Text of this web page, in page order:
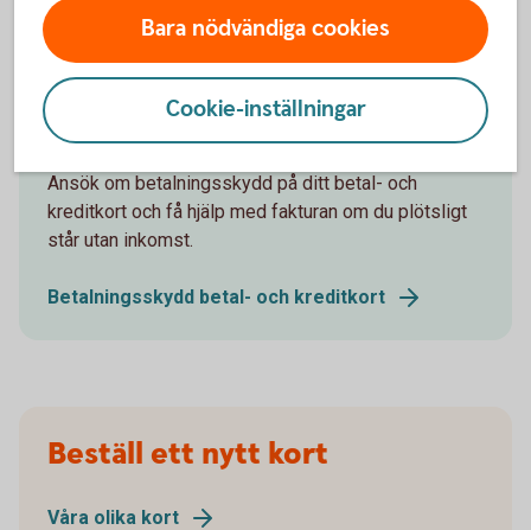
664659685
Skydd vid sjukdom och
arbetslöshet
Ansök om betalningsskydd på ditt betal- och
kreditkort och få hjälp med fakturan om du plötsligt
står utan inkomst.
Betalningsskydd betal- och kreditkort
Beställ ett nytt kort
Våra olika kort
Bara nödvändiga cookies
Cookie-inställningar